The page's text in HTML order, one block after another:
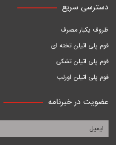
دسترسی سریع
ظروف یکبار مصرف
فوم پلی اتیلن تخته ای
فوم پلی اتیلن تشکی
فوم پلی اتیلن اورلب
عضویت در خبرنامه